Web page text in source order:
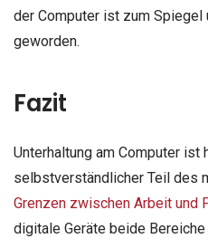
der Computer ist zum
geworden.
Fazit
Unterhaltung am Computer ist
selbstverständlicher Teil des
Grenzen zwischen Arbeit und
digitale Geräte beide